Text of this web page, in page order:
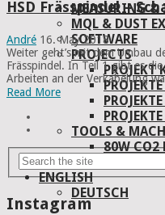
MEASURING &
MQL & DUST
SOFTWARE
PROJECTS
PROJEKT
TOOLS &
80W CO2
ENGLISH
DEUTSCH
HSD Frässpindel –
André 16. May 2018
Weiter geht’s mit dem Umbau
Frässpindel. In Teil 1 gibt es
Arbeiten an der Verkabelung
Read More
Instagram